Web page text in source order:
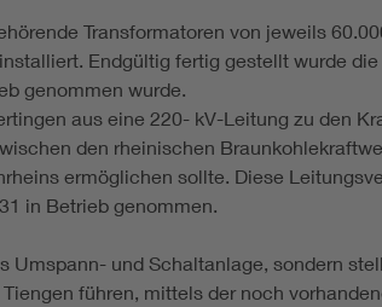
Transformatoren von jeweils
Endgültig fertig gestellt wurde
genommen wurde.
aus eine 220- kV-Leitung zu den
den rheinischen
ermöglichen sollte. Diese
in Betrieb genommen.
und Schaltanlage, sondern
führen, mittels der noch